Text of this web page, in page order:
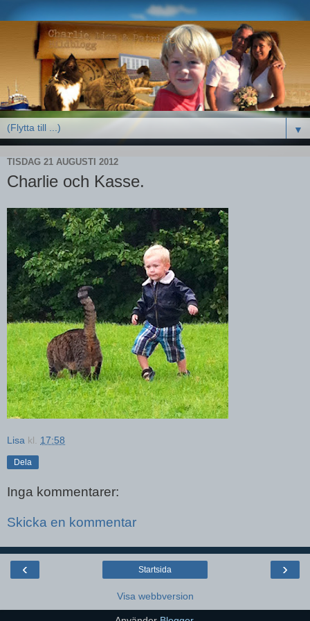
▼
TISDAG 21 AUGUSTI 2012
Charlie och Kasse.
Lisa kl. 17:58
Dela
Inga kommentarer:
Skicka en kommentar
‹ ›
Startsida
Visa webbversion